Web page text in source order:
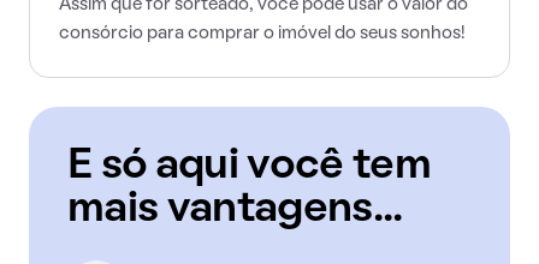
Assim que for sorteado, você pode usar o valor do
consórcio para comprar o imóvel do seus sonhos!
E só aqui você tem
mais vantagens...